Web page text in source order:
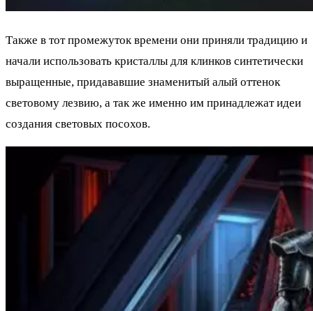
Также в тот промежуток времени они приняли традицию и
начали использовать кристаллы для клинков синтетически
выращенные, придававшие знаменитый алый оттенок
световому лезвию, а так же именно им принадлежат идеи
создания световых посохов.